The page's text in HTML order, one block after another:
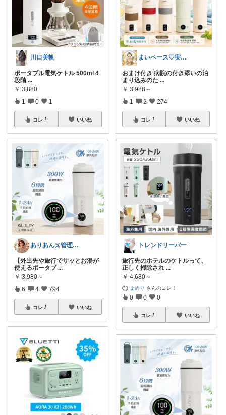
川口美帆
ポータブル電気ケトル 500ml 4
段階 ...
￥ 3,880
1 0 1
コレ いいね
ありあん@管理職シンママの手間なし生活
【外出先や旅行でサッとお湯が
使えるポータブ ...
￥ 3,980～
6 4 794
コレ いいね
まいペース♡実用的でおすすめ!いいかも
おまけ付き 病院の付き添いの泊
まり込みのた ...
￥ 3,988～
1 2 274
コレ いいね
トレンドリーバー
旅行先のホテルのケトルって、
正しく掃除され ...
￥ 4,680～
まめり さんのコレ！
0 0 0
コレ いいね